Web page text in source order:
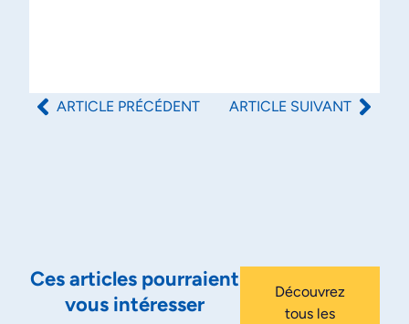
ARTICLE PRÉCÉDENT ARTICLE SUIVANT
Ces articles pourraient
vous intéresser
Découvrez
tous les